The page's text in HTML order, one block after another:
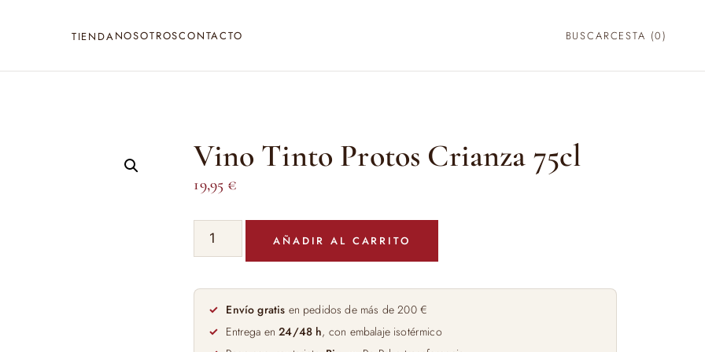
TIENDANOSOTROSCONTACTO BUSCARCESTA (0)
Vino Tinto Protos Crianza 75cl
19,95 €
Vino
Tinto
Crianza
75cl
cantidad
AÑADIR AL CARRITO
Envío gratis en pedidos de más de 200 €
Entrega en24/48 h, con embalaje isotérmico